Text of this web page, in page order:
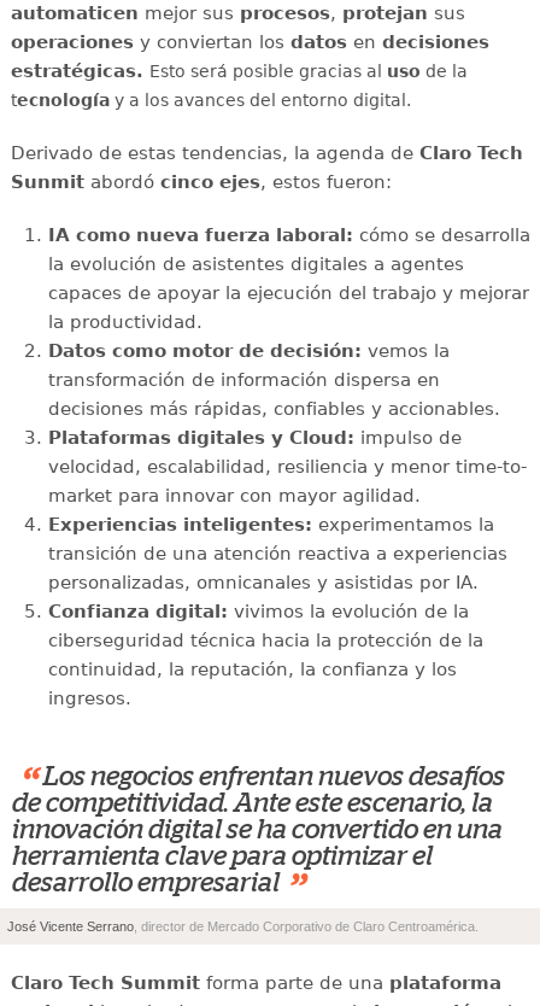
automaticen mejor sus procesos, protejan sus
operacionesy conviertan los datosen decisiones
estratégicas. Esto será posible gracias al uso de la
tecnologíay a los avances del entorno digital.
Derivado de estas tendencias, la agenda de Claro Tech
Sunmitabordó cinco ejes, estos fueron:
IA como nueva fuerza laboral: cómo se desarrolla
la evolución de asistentes digitales a agentes
capaces de apoyar la ejecución del trabajo y mejorar
la productividad.
Datos como motor de decisión: vemos la
transformación de información dispersa en
decisiones más rápidas, confiables y accionables.
Plataformas digitales y Cloud: impulso de
velocidad, escalabilidad, resiliencia y menor time-to-
market para innovar con mayor agilidad.
Experiencias inteligentes: experimentamos la
transición de una atención reactiva a experiencias
personalizadas, omnicanales y asistidas por IA.
Confianza digital: vivimos la evolución de la
ciberseguridad técnica hacia la protección de la
continuidad, la reputación, la confianza y los
ingresos.
“ Los negocios enfrentan nuevos desafíos
de competitividad. Ante este escenario, la
innovación digital se ha convertido en una
herramienta clave para optimizar el
desarrollo empresarial ”
José Vicente Serrano , director de Mercado Corporativo de Claro Centroamérica.
Claro Tech Summitforma parte de una plataforma